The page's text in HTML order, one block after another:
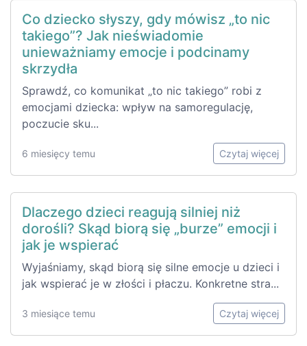
Co dziecko słyszy, gdy mówisz „to nic
takiego”? Jak nieświadomie
unieważniamy emocje i podcinamy
skrzydła
Sprawdź, co komunikat „to nic takiego” robi z
emocjami dziecka: wpływ na samoregulację,
poczucie sku...
6 miesięcy temu Czytaj więcej
Dlaczego dzieci reagują silniej niż
dorośli? Skąd biorą się „burze” emocji i
jak je wspierać
Wyjaśniamy, skąd biorą się silne emocje u dzieci i
jak wspierać je w złości i płaczu. Konkretne stra...
3 miesiące temu Czytaj więcej